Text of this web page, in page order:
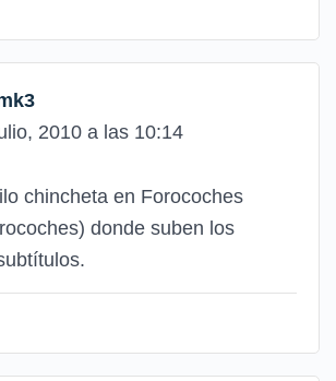
2010 a las 10:14
chincheta en Forocoches
donde suben los